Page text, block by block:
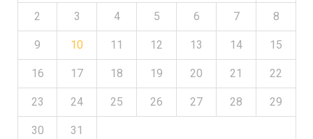
2 3 4 5 6 7 8
9 10 11 12 13 14 15
16 17 18 19 20 21 22
23 24 25 26 27 28 29
30 31